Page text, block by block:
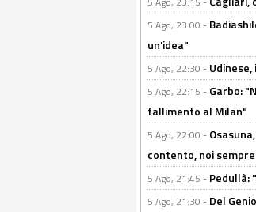
5 Ago, 23:00 -
un'idea"
5 Ago, 22:30 -
5 Ago, 22:15 - Garbo:
fallimento al Milan"
5 Ago, 22:00 -
contento, noi
5 Ago, 21:45 - Pedullà:
5 Ago, 21:30 - Del